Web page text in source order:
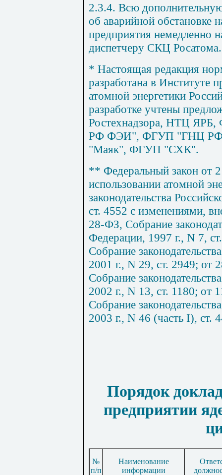
2.3.4. Всю
об аварийной обстановке
предприятия немедленно
диспетчеру СКЦ Росатома.
* Настоящая редакция
разработана в Институте
атомной энергетики
разработке учтены
Ростехнадзора, НТЦ
РФ ФЭИ", ФГУП "ГНЦ
"Маяк", ФГУП "СХК".
** Федеральный закон от
использовании атомной
законодательства
ст. 4552 с изменениями,
28-ФЗ, Собрание
Федерации, 1997 г., N 7,
Собрание
2001 г., N 29, ст. 2949; от
Собрание
2002 г., N 13, ст. 1180; от
Собрание
2003 г., N 46 (часть I), ст.
Порядок
предприятии
№
п/п
Наименование
информации